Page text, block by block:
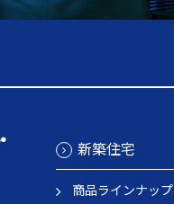
新築住宅
商品ラインナップ